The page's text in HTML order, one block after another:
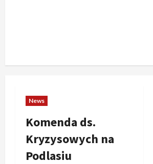
News
Komenda ds.
Kryzysowych na
Podlasiu